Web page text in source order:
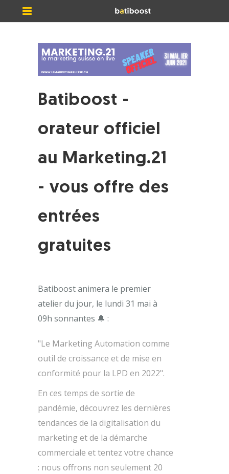
Batiboost -
orateur officiel
au Marketing.21
- vous offre des
entrées
gratuites
Batiboost animera le premier
atelier du jour, le lundi 31 mai à
09h sonnantes 🔔 :
"Le Marketing Automation comme
outil de croissance et de mise en
conformité pour la LPD en 2022".
En ces temps de sortie de
pandémie, découvrez les dernières
tendances de la digitalisation du
marketing et de la démarche
commerciale et tentez votre chance
: nous offrons non seulement 20